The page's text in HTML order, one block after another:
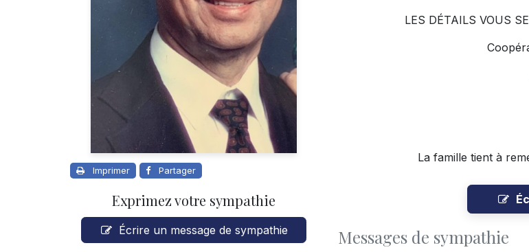
Imprimer Partager
Exprimez votre sympathie
Écrire un message de sympathie
LES DÉTAILS VOUS
La famille tient à
Messages de sympathie